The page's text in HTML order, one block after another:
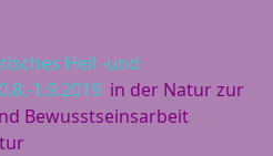
Heil -und
1.9.2019 in der Natur zur
Bewusstseinsarbeit